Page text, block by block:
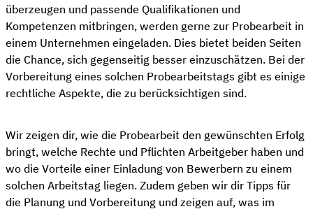
überzeugen und passende Qualifikationen und
Kompetenzen mitbringen, werden gerne zur Probearbeit in
einem Unternehmen eingeladen. Dies bietet beiden Seiten
die Chance, sich gegenseitig besser einzuschätzen. Bei der
Vorbereitung eines solchen Probearbeitstags gibt es einige
rechtliche Aspekte, die zu berücksichtigen sind.
Wir zeigen dir, wie die Probearbeit den gewünschten Erfolg
bringt, welche Rechte und Pflichten Arbeitgeber haben und
wo die Vorteile einer Einladung von Bewerbern zu einem
solchen Arbeitstag liegen. Zudem geben wir dir Tipps für
die Planung und Vorbereitung und zeigen auf, was im